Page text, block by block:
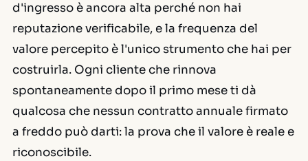
d'ingresso è ancora alta perché non hai
reputazione verificabile, e la frequenza del
valore percepito è l'unico strumento che hai per
costruirla. Ogni cliente che rinnova
spontaneamente dopo il primo mese ti dà
qualcosa che nessun contratto annuale firmato
a freddo può darti: la prova che il valore è reale e
riconoscibile.